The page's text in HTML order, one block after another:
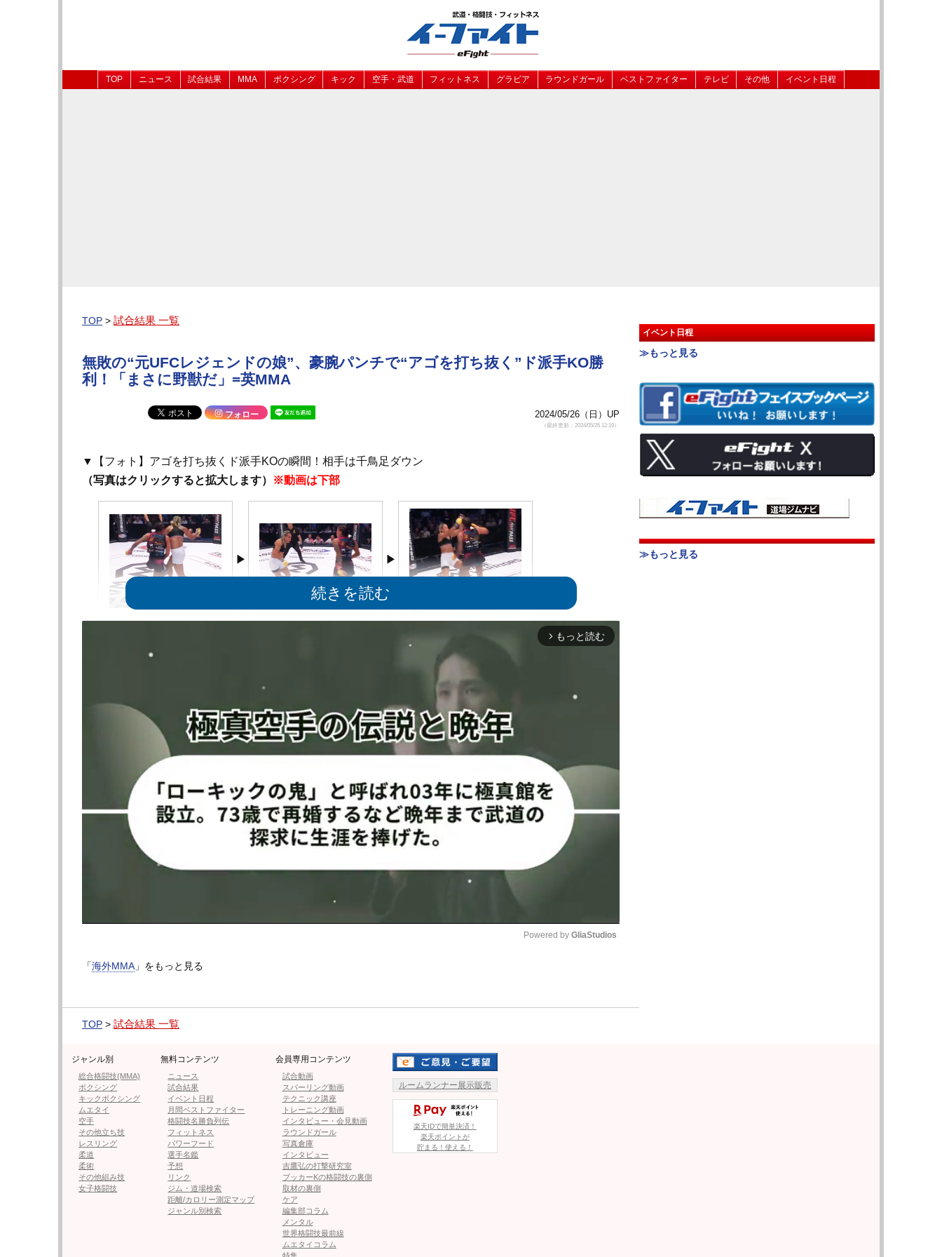
TOP ニュース 試合結果 MMA ボクシング キック 空手・武道 フィットネス グラビア ラウンドガール ベストファイター テレビ その他 イベント日程
TOP > 試合結果 一覧
無敗の“元UFCレジェンドの娘”、豪腕パンチで“アゴを打ち抜く”ド派手KO勝
利！「まさに野獣だ」=英MMA
フォロー 2024/05/26（日）UP
（最終更新：2024/05/26 12:19）
▼【フォト】アゴを打ち抜くド派手KOの瞬間！相手は千鳥足ダウン
（写真はクリックすると拡大します）
※動画は下部
劇的なKO劇のケネディ＠
cagewarriorsより
父親イアンと勝利を喜ぶ＠
cagewarriorsより
動画はページ下部（▶︎表示されな
い場合はこちら）
【動画】“元UFCレジェンド娘”、アゴを打ち抜くド派手KO勝利！相手は千鳥足ダウン
Kennedy Freeman with a sensational KO in the final round of her fight.
≪ 前のページへ 次のページへ ≫
●編集部オススメ
・【フォト＆動画】“元UFCレジェンド娘”、アゴを打ち抜くド派手KO勝利！相手は千鳥足ダウ
arrow_forward_ios もっと読む
Powered by GliaStudios
「海外MMA 」をもっと見る
TOP > 試合結果 一覧
イベント日程
≫もっと見る
≫もっと見る
ジャンル別
総合格闘技(MMA)
ボクシング
キックボクシング
ムエタイ
空手
その他立ち技
レスリング
柔道
柔術
その他組み技
女子格闘技
無料コンテンツ
ニュース
試合結果
イベント日程
月間ベストファイター
格闘技名勝負列伝
フィットネス
パワーフード
選手名鑑
予想
リンク
ジム・道場検索
距離/カロリー測定マップ
ジャンル別検索
会員専用コンテンツ
試合動画
スパーリング動画
テクニック講座
トレーニング動画
インタビュー・会見動画
ラウンドガール
写真倉庫
インタビュー
吉鷹弘の打撃研究室
ブッカーKの格闘技の裏側
取材の裏側
ケア
編集部コラム
メンタル
世界格闘技最前線
ムエタイコラム
ルームランナー展示販売
楽天IDで簡単決済！
楽天ポイントが
貯まる！使える！